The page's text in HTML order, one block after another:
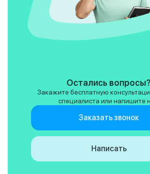
Остались вопросы?
Закажите бесплатную
специалиста или напишите
Заказать звонок
Написать